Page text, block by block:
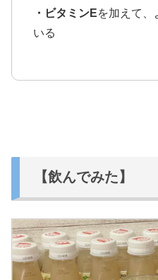
・ビタミンEを加えて、
いる
【飲んでみた】